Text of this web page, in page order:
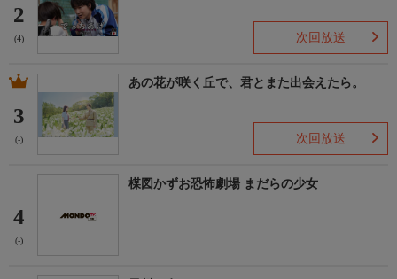
2
(4) 次回放送
3
(-)
あの花が咲く丘で、君とまた出会えたら。
次回放送
4
(-)
楳図かずお恐怖劇場 まだらの少女